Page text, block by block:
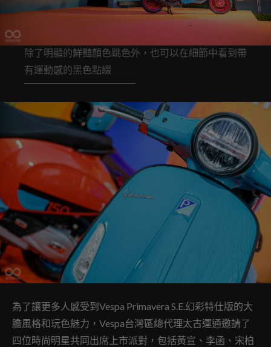
除了明顯的鮮豔顏色跳色外，也可以在細節中看到帶
有運動感的黑色點綴
為了讓更多人感受到Vespa Primavera S.E.幻彩特仕版的大
膽風格和玩色魅力，Vespa台灣區總代理太古運通邀請了
四位時尚明星共同出席上市派對，包括黃宣、李函、宋柏